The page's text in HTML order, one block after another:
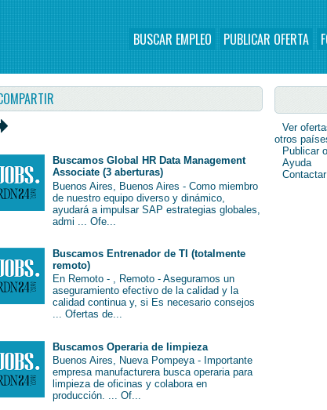
BUSCAR EMPLEO PUBLICAR OFERTA
Buscamos Global HR Data Management
Associate (3 aberturas)
Buenos Aires, Buenos Aires - Como miembro
de nuestro equipo diverso y dinámico,
ayudará a impulsar SAP estrategias globales,
admi ... Ofe...
Buscamos Entrenador de TI (totalmente
remoto)
En Remoto - , Remoto - Aseguramos un
aseguramiento efectivo de la calidad y la
calidad continua y, si Es necesario consejos
... Ofertas de...
Buscamos Operaria de limpieza
Buenos Aires, Nueva Pompeya - Importante
empresa manufacturera busca operaria para
limpieza de oficinas y colabora en
producción. ... Of...
Ver
otros
Publicar
Ayuda
Contactar